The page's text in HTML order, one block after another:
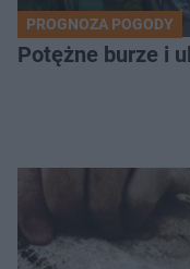
PROGNOZA POGODY
Potężne burze i